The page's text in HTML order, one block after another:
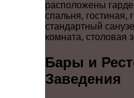
расположены
спальня, гостиная,
стандартный
комната, столовая
Бары и
Заведения